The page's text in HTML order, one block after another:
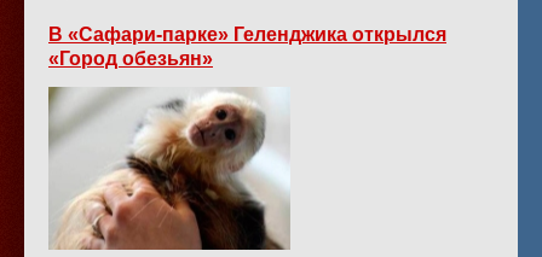
В «Сафари-парке» Геленджика открылся
«Город обезьян»